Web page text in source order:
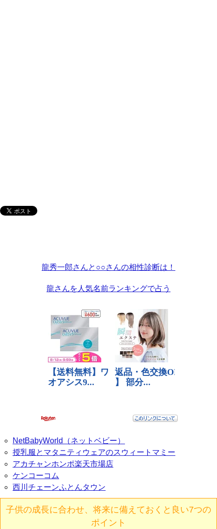
龍秀一郎さんと○○さんの相性診断は！
龍さんを人気名前ランキングで占う
NetBabyWorld（ネットベビー）
授乳服とマタニティウェアのスウィートマミー
アカチャンホンポ楽天市場店
ケンコーコム
西川チェーンふとんタウン
子供の成長に合わせ、将来に備えておくと良い7つの
ポイント